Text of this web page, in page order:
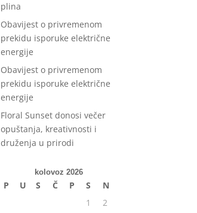
plina
Obavijest o privremenom
prekidu isporuke električne
energije
Obavijest o privremenom
prekidu isporuke električne
energije
Floral Sunset donosi večer
opuštanja, kreativnosti i
druženja u prirodi
kolovoz 2026
P U S Č P S
N
1
2